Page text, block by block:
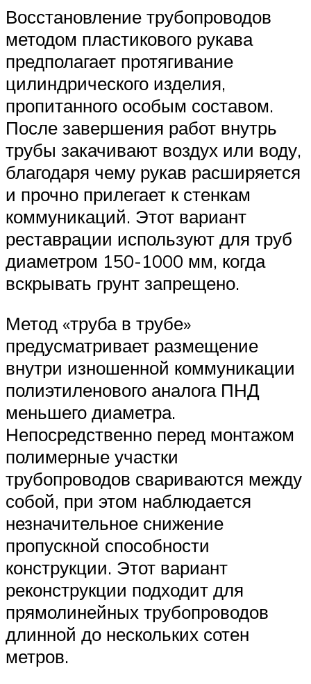
Восстановление трубопроводов
методом пластикового рукава
предполагает протягивание
цилиндрического изделия,
пропитанного особым составом.
После завершения работ внутрь
трубы закачивают воздух или воду,
благодаря чему рукав расширяется
и прочно прилегает к стенкам
коммуникаций. Этот вариант
реставрации используют для труб
диаметром 150-1000 мм, когда
вскрывать грунт запрещено.
Метод «труба в трубе»
предусматривает размещение
внутри изношенной коммуникации
полиэтиленового аналога ПНД
меньшего диаметра.
Непосредственно перед монтажом
полимерные участки
трубопроводов свариваются между
собой, при этом наблюдается
незначительное снижение
пропускной способности
конструкции. Этот вариант
реконструкции подходит для
прямолинейных трубопроводов
длинной до нескольких сотен
метров.